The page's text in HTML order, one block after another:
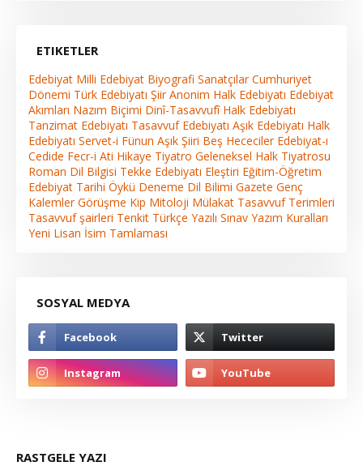
ETIKETLER
Edebiyat Milli Edebiyat Biyografi Sanatçılar Cumhuriyet
Dönemi Türk Edebiyatı Şiir Anonim Halk Edebiyatı Edebiyat
Akımları Nazım Biçimi Dinî-Tasavvufî Halk Edebiyatı
Tanzimat Edebiyatı Tasavvuf Edebiyatı Aşık Edebiyatı Halk
Edebiyatı Servet-i Fünun Aşık Şiiri Beş Hececiler Edebiyat-ı
Cedide Fecr-i Ati Hikaye Tiyatro Geleneksel Halk Tiyatrosu
Roman Dil Bilgisi Tekke Edebiyatı Eleştiri Eğitim-Öğretim
Edebiyat Tarihi Öykü Deneme Dil Bilimi Gazete Genç
Kalemler Görüşme Kip Mitoloji Mülakat Tasavvuf Terimleri
Tasavvuf şairleri Tenkit Türkçe Yazılı Sınav Yazım Kuralları
Yeni Lisan İsim Tamlaması
SOSYAL MEDYA
RASTGELE YAZI